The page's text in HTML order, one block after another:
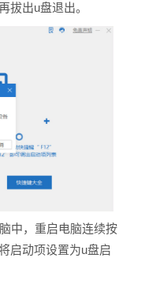
拔出u盘退出。
中，重启电脑连续按
启动项设置为u盘启